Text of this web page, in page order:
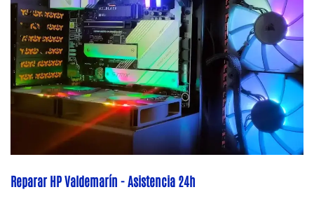
Reparar HP Valdemarín - Asistencia 24h